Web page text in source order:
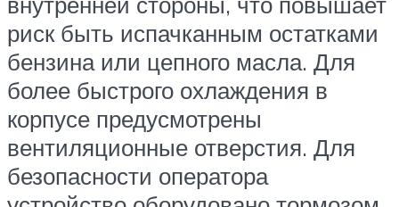
риск быть испачканным остатками
бензина или цепного масла. Для
более быстрого охлаждения в
корпусе предусмотрены
вентиляционные отверстия. Для
безопасности оператора